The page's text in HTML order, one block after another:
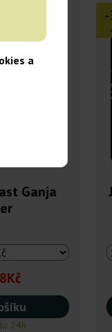
a
Ganja
24h